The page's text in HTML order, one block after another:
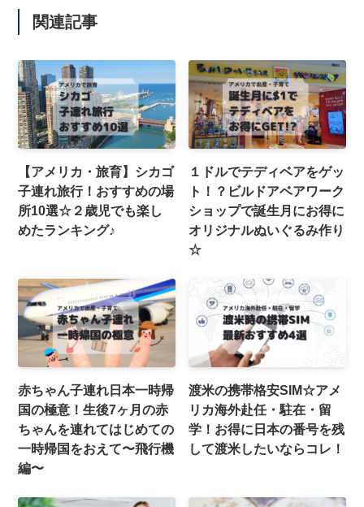
関連記事
【アメリカ・旅育】シカゴ
子連れ旅行！おすすめの場
所10選☆２歳児でも楽し
めたランキング♪
１ドルでテディベアをゲッ
ト！？ビルドアベアワーク
ショップで誕生月にお得に
オリジナルぬいぐるみ作り
☆
赤ちゃん子連れ日本一時帰
国の極意！生後7ヶ月の赤
ちゃんを連れてはじめての
一時帰国をおえて〜飛行機
編〜
渡米の携帯格安SIM☆アメ
リカ海外赴任・駐在・留
学！お得に日本の番号を残
して渡米したいならコレ！